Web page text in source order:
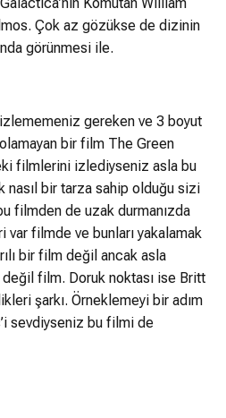
Çok az gözükse de dizinin
görünmesi ile.
gereken ve 3 boyut
bir film The Green
filmlerini izlediyseniz asla bu
nasıl bir tarza sahip olduğu sizi
filmden de uzak durmanızda
var filmde ve bunları yakalamak
bir film değil ancak asla
film. Doruk noktası ise Britt
şarkı. Örneklemeyi bir adım
sevdiyseniz bu filmi de